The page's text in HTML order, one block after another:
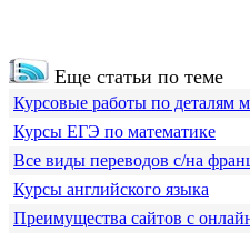
Еще статьи по теме
Курсовые работы по деталям
Курсы ЕГЭ по математике
Все виды переводов с/на
Курсы английского языка
Преимущества сайтов с